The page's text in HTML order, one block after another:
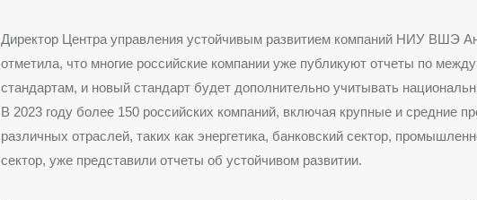
Директор Центра управления устойчивым развитием компаний НИУ ВШЭ
отметила, что многие российские компании уже публикуют отчеты по
стандартам, и новый стандарт будет дополнительно учитывать
В 2023 году более 150 российских компаний, включая крупные и средние
различных отраслей, таких как энергетика, банковский сектор,
сектор, уже представили отчеты об устойчивом развитии.